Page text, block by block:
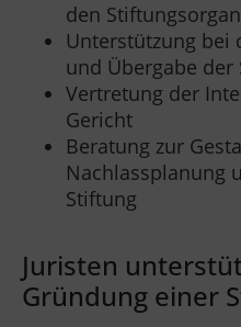
den
Unterstützung bei
und Übergabe der
Vertretung der
Gericht
Beratung zur
Nachlassplanung
Stiftung
Juristen
Gründung einer